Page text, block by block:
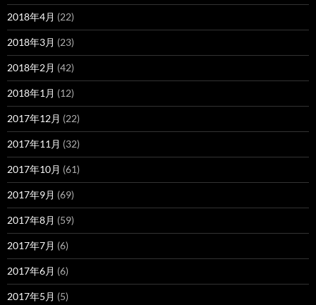
2018年4月 (22)
2018年3月 (23)
2018年2月 (42)
2018年1月 (12)
2017年12月 (22)
2017年11月 (32)
2017年10月 (61)
2017年9月 (69)
2017年8月 (59)
2017年7月 (6)
2017年6月 (6)
2017年5月 (5)